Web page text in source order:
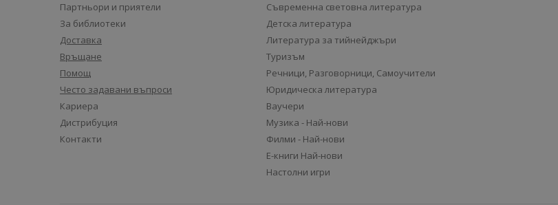
Партньори и приятели
За библиотеки
Доставка
Връщане
Помощ
Често задавани въпроси
Кариера
Дистрибуция
Контакти
Съвременна световна литература
Детска литература
Литература за тийнейджъри
Туризъм
Речници, Разговорници, Самоучители
Юридическа литература
Ваучери
Музика - Най-нови
Филми - Най-нови
Е-книги Най-нови
Настолни игри